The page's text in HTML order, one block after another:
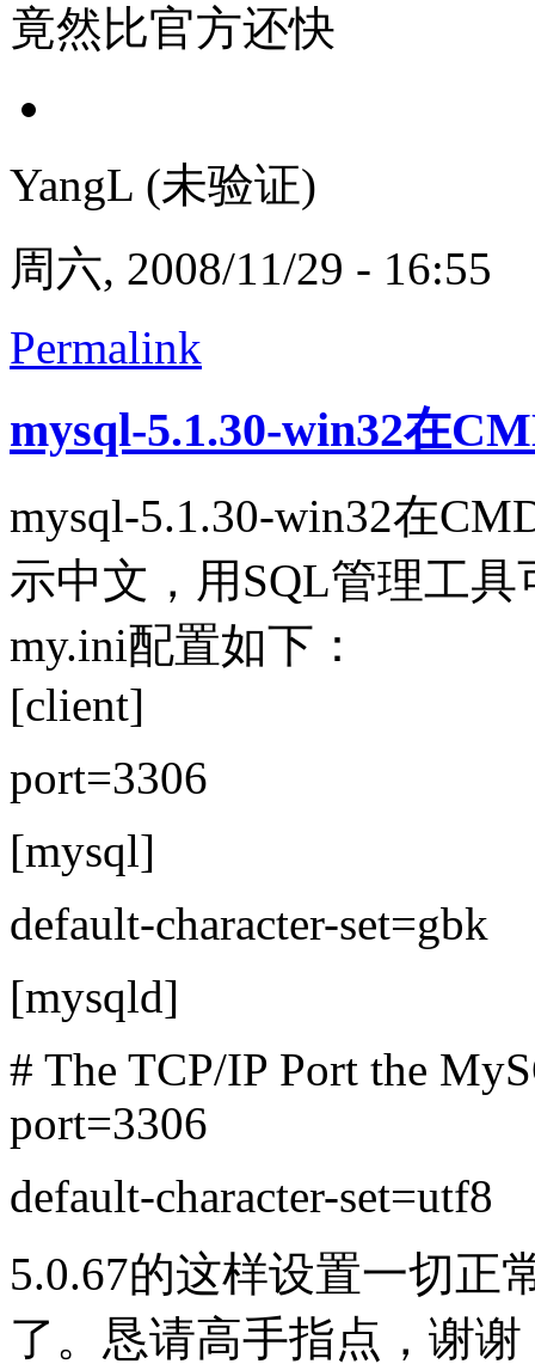
竟然比官方还快
YangL (未验证)
周六, 2008/11/29 - 16:55
Permalink
mysql-5.1.30-win32在
mysql-5.1.30-win32在
示中文，用SQL管理工
my.ini配置如下：
[client]
port=3306
[mysql]
default-character-set=gbk
[mysqld]
# The TCP/IP Port the
port=3306
default-character-set=utf8
5.0.67的这样设置一切正
了。恳请高手指点，谢谢